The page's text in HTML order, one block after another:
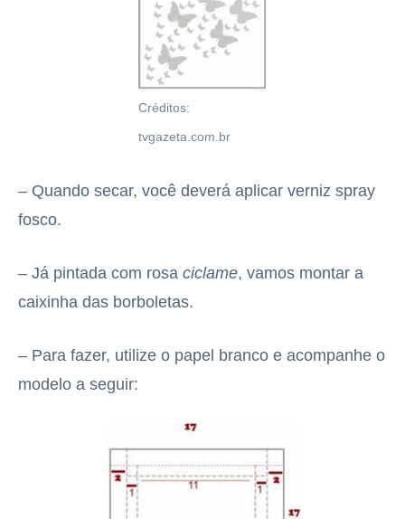
Créditos:
tvgazeta.com.br
– Quando secar, você deverá aplicar verniz spray
fosco.
– Já pintada com rosa ciclame, vamos montar a
caixinha das borboletas.
– Para fazer, utilize o papel branco e acompanhe o
modelo a seguir: